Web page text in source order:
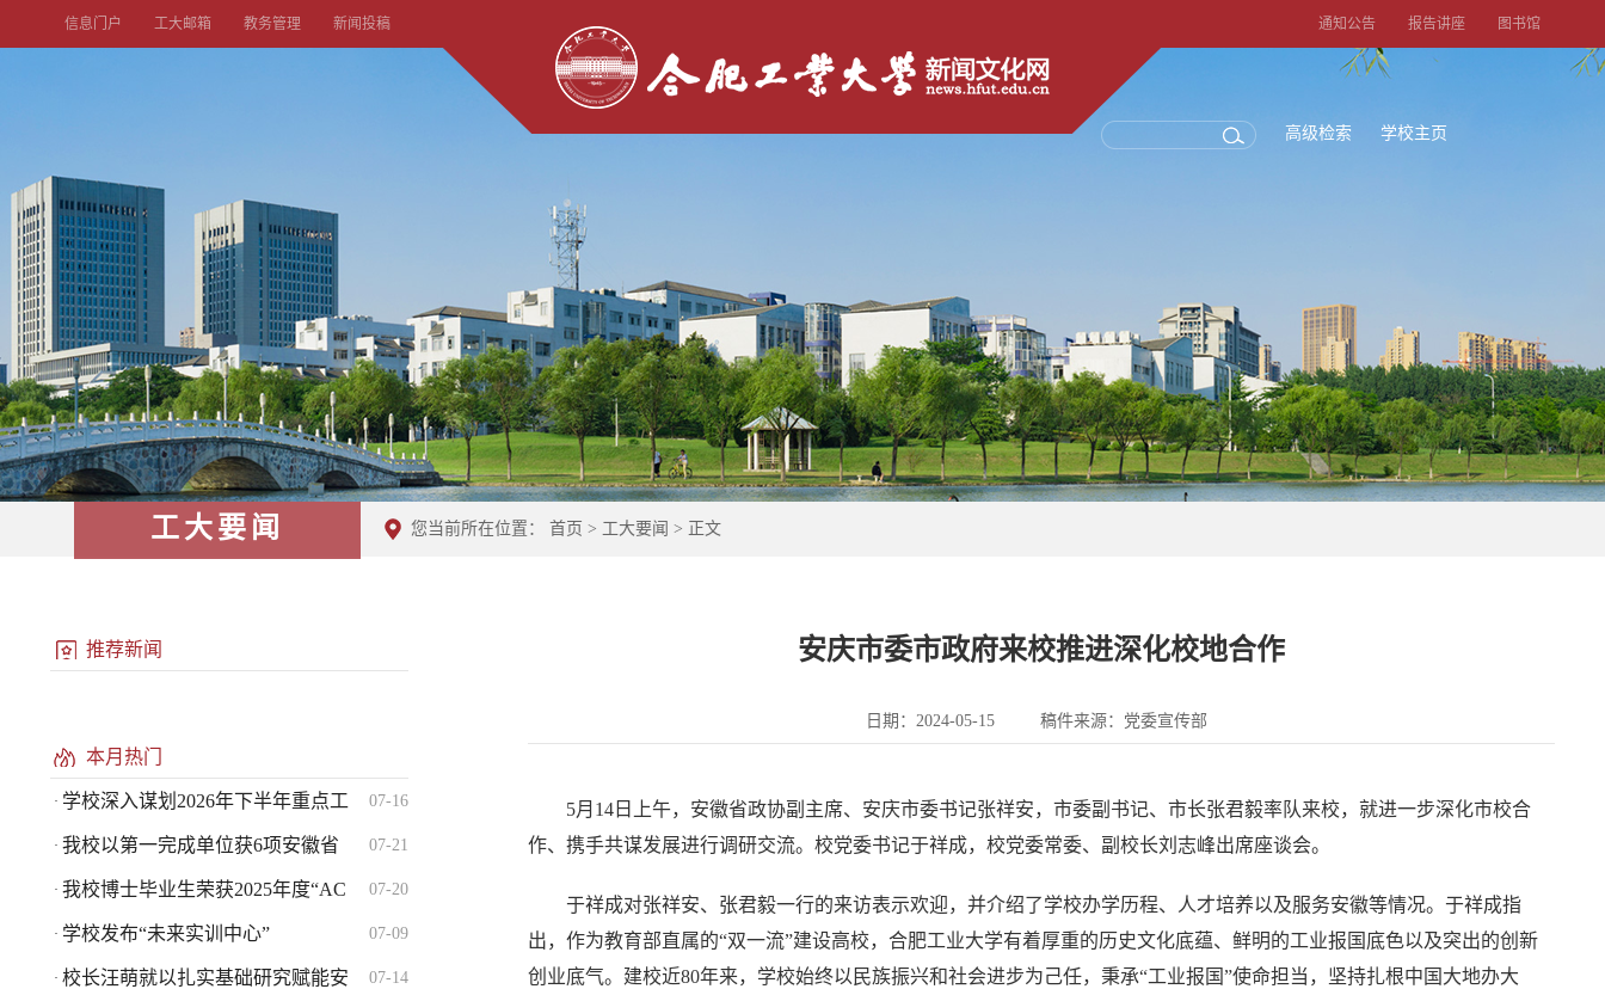
信息门户 工大邮箱 教务管理 新闻投稿 通知公告 报告讲座 图书馆
高级检索 学校主页
工大要闻 您当前所在位置： 首页 > 工大要闻 > 正文
推荐新闻
本月热门
· 学校深入谋划2026年下半年重点工 07-16
· 我校以第一完成单位获6项安徽省 07-21
· 我校博士毕业生荣获2025年度“AC 07-20
· 学校发布“未来实训中心” 07-09
· 校长汪萌就以扎实基础研究赋能安 07-14
安庆市委市政府来校推进深化校地合作
日期：2024-05-15 稿件来源：党委宣传部
5月14日上午，安徽省政协副主席、安庆市委书记张祥安，市委副书记、市长张君毅率队来校，就进一步深化市校合
作、携手共谋发展进行调研交流。校党委书记于祥成，校党委常委、副校长刘志峰出席座谈会。
于祥成对张祥安、张君毅一行的来访表示欢迎，并介绍了学校办学历程、人才培养以及服务安徽等情况。于祥成指
出，作为教育部直属的“双一流”建设高校，合肥工业大学有着厚重的历史文化底蕴、鲜明的工业报国底色以及突出的创新
创业底气。建校近80年来，学校始终以民族振兴和社会进步为己任，秉承“工业报国”使命担当，坚持扎根中国大地办大